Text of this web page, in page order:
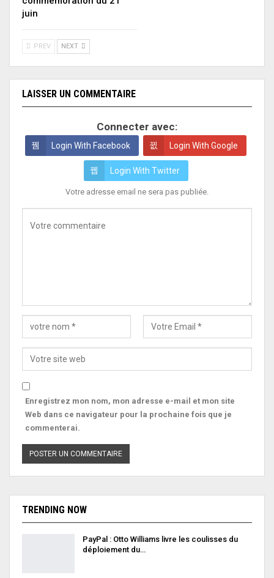
juin
PREV NEXT
LAISSER UN COMMENTAIRE
Connecter avec:
Login With Facebook Login With Google
Login With Twitter
Votre adresse email ne sera pas publiée.
Enregistrez mon nom, mon adresse e-mail et mon site
Web dans ce navigateur pour la prochaine fois que je
commenterai.
TRENDING NOW
PayPal : Otto Williams livre les coulisses du
déploiement du…